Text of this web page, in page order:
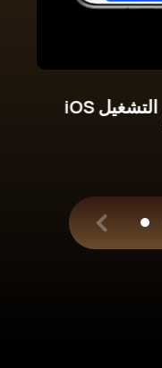
تعمل بسلاسة مع نظامي التشغيل iOS